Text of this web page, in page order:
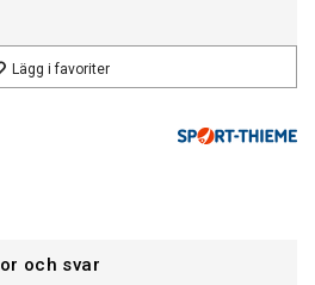
Lägg i favoriter
och svar